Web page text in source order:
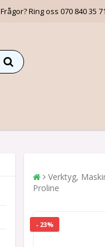
Frågor? Ring oss 070 840 35 71
Verktyg,
Proline
- 23%